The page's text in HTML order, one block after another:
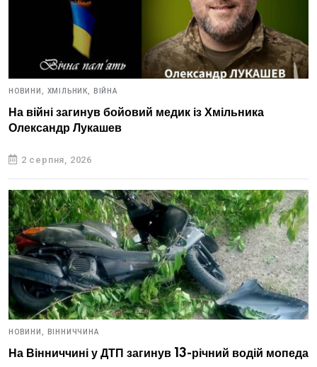
НОВИНИ, ХМІЛЬНИК, ВІЙНА
На війні загинув бойовий медик із Хмільника
Олександр Лукашев
2 серпня, 2026
НОВИНИ, ВІННИЧЧИНА
На Вінниччині у ДТП загинув 13-річний водій мопеда